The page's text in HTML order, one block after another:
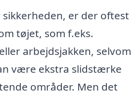
er der oftest
tøjet, som f.eks.
arbejdsjakken, selvom
være ekstra slidstærke
områder. Men det